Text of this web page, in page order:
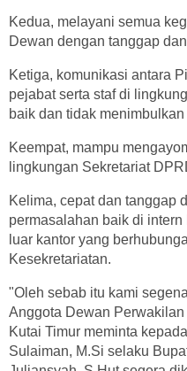
Kedua, melayani semua
Dewan dengan tanggap
Ketiga, komunikasi antara
pejabat serta staf di
baik dan tidak
Keempat, mampu
lingkungan Sekretariat
Kelima, cepat dan tanggap
permasalahan baik di
luar kantor yang
Kesekretariatan.
"Oleh sebab itu kami
Anggota Dewan
Kutai Timur meminta
Sulaiman, M.Si selaku